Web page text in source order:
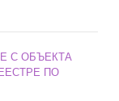
С ОБЪЕКТА
ПО